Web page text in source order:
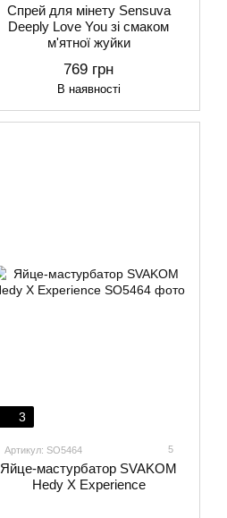
Спрей для мінету Sensuva
Deeply Love You зі cмаком
м'ятної жуйки
769 грн
В наявності
3
Артикул: SO5464 5
Яйце-мастурбатор SVAKOM
Hedy X Experience